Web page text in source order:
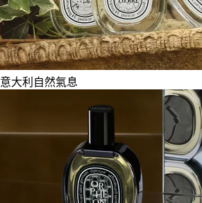
意大利自然氣息